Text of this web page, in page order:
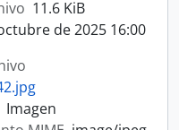
11.6 KiB
de 2025 16:00
Imagen